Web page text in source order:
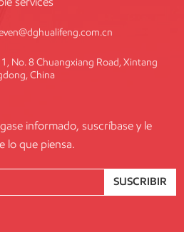
No. 8 Chuangxiang Road, Xintang
China
informado, suscríbase y le
lo que piensa.
SUSCRIBIR